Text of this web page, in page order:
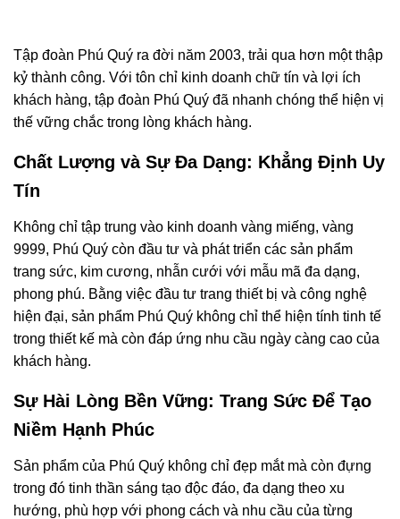
Tập đoàn Phú Quý ra đời năm 2003, trải qua hơn một thập
kỷ thành công. Với tôn chỉ kinh doanh chữ tín và lợi ích
khách hàng, tập đoàn Phú Quý đã nhanh chóng thể hiện vị
thế vững chắc trong lòng khách hàng.
Chất Lượng và Sự Đa Dạng: Khẳng Định Uy
Tín
Không chỉ tập trung vào kinh doanh vàng miếng, vàng
9999, Phú Quý còn đầu tư và phát triển các sản phẩm
trang sức, kim cương, nhẫn cưới với mẫu mã đa dạng,
phong phú. Bằng việc đầu tư trang thiết bị và công nghệ
hiện đại, sản phẩm Phú Quý không chỉ thể hiện tính tinh tế
trong thiết kế mà còn đáp ứng nhu cầu ngày càng cao của
khách hàng.
Sự Hài Lòng Bền Vững: Trang Sức Để Tạo
Niềm Hạnh Phúc
Sản phẩm của Phú Quý không chỉ đẹp mắt mà còn đựng
trong đó tinh thần sáng tạo độc đáo, đa dạng theo xu
hướng, phù hợp với phong cách và nhu cầu của từng